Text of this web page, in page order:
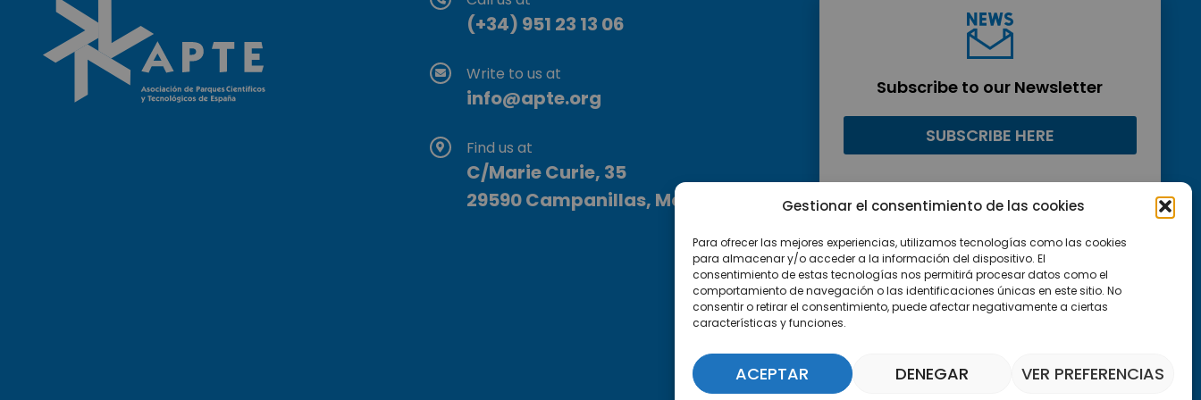
Gestionar el consentimiento de las cookies
Para ofrecer las mejores experiencias, utilizamos tecnologías como las cookies
para almacenar y/o acceder a la información del dispositivo. El
consentimiento de estas tecnologías nos permitirá procesar datos como el
comportamiento de navegación o las identificaciones únicas en este sitio. No
consentir o retirar el consentimiento, puede afectar negativamente a ciertas
características y funciones.
ACEPTAR DENEGAR VER PREFERENCIAS
(+34) 951 23 13 06
Write to us at
info@apte.org
Find us at
C/Marie Curie, 35
29590 Campanillas, Málaga
Subscribe to our Newsletter
SUBSCRIBE HERE